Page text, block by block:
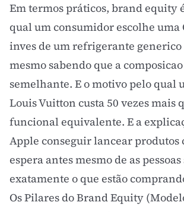
Em termos práticos, brand equity
qual um consumidor escolhe uma
inves de um refrigerante generico
mesmo sabendo que a
semelhante. E o motivo pelo qual
Louis Vuitton custa 50 vezes mais
funcional equivalente. E a
Apple conseguir lancear produtos
espera antes mesmo de as
exatamente o que estão
Os Pilares do Brand Equity